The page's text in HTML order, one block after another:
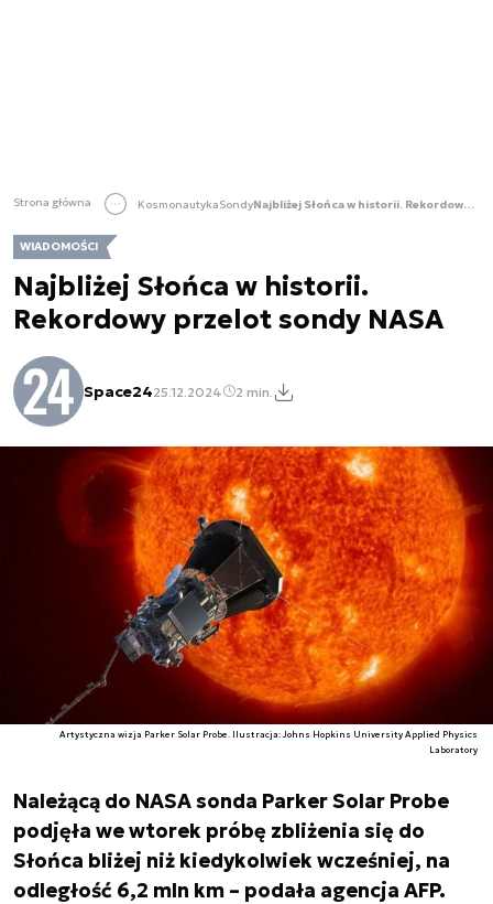
Strona główna KosmonautykaSondy Najbliżej Słońca w historii. Rekordowy przelot sondy NASA
WIADOMOŚCI
Najbliżej Słońca w historii.
Rekordowy przelot sondy NASA
Space2425.12.2024 2 min.
Artystyczna wizja Parker Solar Probe. Ilustracja: Johns Hopkins University Applied Physics
Laboratory
Należącą do NASA sonda Parker Solar Probe
podjęła we wtorek próbę zbliżenia się do
Słońca bliżej niż kiedykolwiek wcześniej, na
odległość 6,2 mln km – podała agencja AFP.